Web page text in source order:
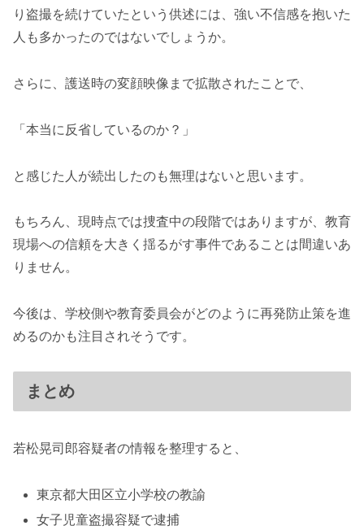
り盗撮を続けていたという供述には、強い不信感を抱いた
人も多かったのではないでしょうか。
さらに、護送時の変顔映像まで拡散されたことで、
「本当に反省しているのか？」
と感じた人が続出したのも無理はないと思います。
もちろん、現時点では捜査中の段階ではありますが、教育
現場への信頼を大きく揺るがす事件であることは間違いあ
りません。
今後は、学校側や教育委員会がどのように再発防止策を進
めるのかも注目されそうです。
まとめ
若松晃司郎容疑者の情報を整理すると、
東京都大田区立小学校の教諭
女子児童盗撮容疑で逮捕